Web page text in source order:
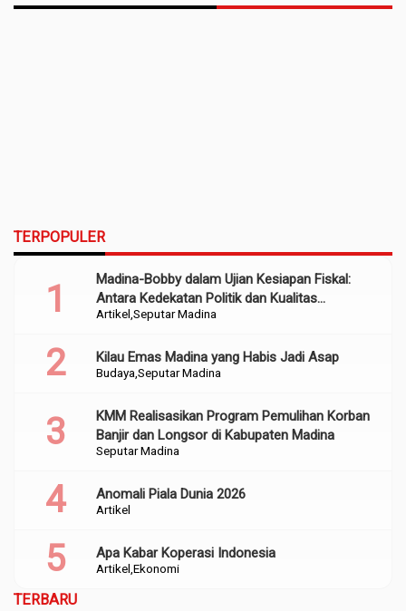
TERPOPULER
Artikel Seputar Madina
Madina-Bobby dalam Ujian Kesiapan Fiskal:
Antara Kedekatan Politik dan Kualitas
Perencanaan
Budaya Seputar Madina
Kilau Emas Madina yang Habis Jadi Asap
Seputar Madina
KMM Realisasikan Program Pemulihan Korban
Banjir dan Longsor di Kabupaten Madina
Artikel
Anomali Piala Dunia 2026
Artikel Ekonomi
Apa Kabar Koperasi Indonesia
TERBARU